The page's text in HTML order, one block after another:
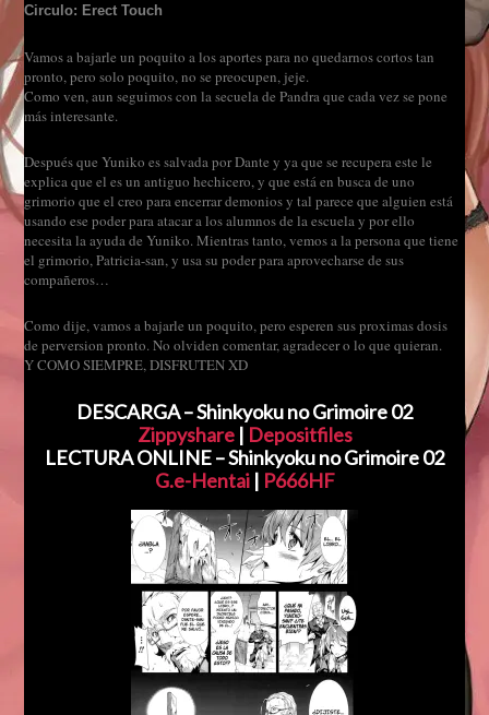
Circulo: Erect Touch
Vamos a bajarle un poquito a los aportes para no quedarnos cortos tan
pronto, pero solo poquito, no se preocupen, jeje.
Como ven, aun seguimos con la secuela de Pandra que cada vez se pone
más interesante.
Después que Yuniko es salvada por Dante y ya que se recupera este le
explica que el es un antiguo hechicero, y que está en busca de uno
grimorio que el creo para encerrar demonios y tal parece que alguien está
usando ese poder para atacar a los alumnos de la escuela y por ello
necesita la ayuda de Yuniko. Mientras tanto, vemos a la persona que tiene
el grimorio, Patricia-san, y usa su poder para aprovecharse de sus
compañeros…
Como dije, vamos a bajarle un poquito, pero esperen sus proximas dosis
de perversion pronto. No olviden comentar, agradecer o lo que quieran.
Y COMO SIEMPRE, DISFRUTEN XD
DESCARGA – Shinkyoku no Grimoire 02
Zippyshare| Depositfiles
LECTURA ONLINE – Shinkyoku no Grimoire 02
G.e-Hentai| P666HF